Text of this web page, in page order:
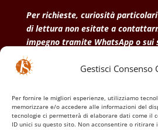
Gestisci Consenso
Per fornire le migliori esperienze, utilizziamo
memorizzare e/o accedere alle informazioni del
tecnologie ci permetterà di elaborare dati come il
ID unici su questo sito. Non acconsentire o ritirare
Per richieste, curiosità
di lettura non esitate a
impegno tramite WhatsApp o sui
• Condizioni generali di vendita